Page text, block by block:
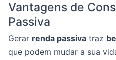
Vantagens de
Passiva
Gerar renda passiva traz
que podem mudar a sua